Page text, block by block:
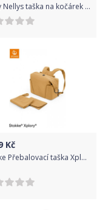
Baby Nellys taška na kočárek STYLE, oliva
Kč
Stokke Přebalovací taška Xplory® X Golden Yellow